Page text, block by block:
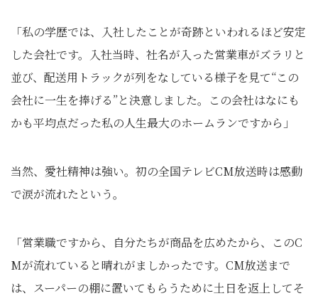
「私の学歴では、入社したことが奇跡といわれるほど安定
した会社です。入社当時、社名が入った営業車がズラリと
並び、配送用トラックが列をなしている様子を見て“この
会社に一生を捧げる”と決意しました。この会社はなにも
かも平均点だった私の人生最大のホームランですから」
当然、愛社精神は強い。初の全国テレビCM放送時は感動
で涙が流れたという。
「営業職ですから、自分たちが商品を広めたから、このC
Mが流れていると晴れがましかったです。CM放送まで
は、スーパーの棚に置いてもらうために土日を返上してそ